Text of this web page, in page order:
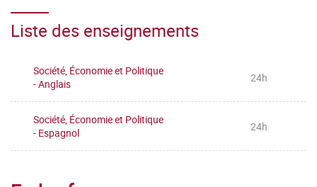
Liste des enseignements
Société, Économie et Politique
- Anglais
24h
Société, Économie et Politique
- Espagnol
24h